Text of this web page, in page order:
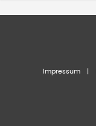
Impressum